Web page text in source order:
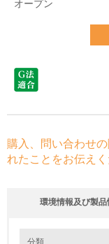
オープン
購入、問い合わせ
れたことをお伝えく
環境情報及び製品
分類